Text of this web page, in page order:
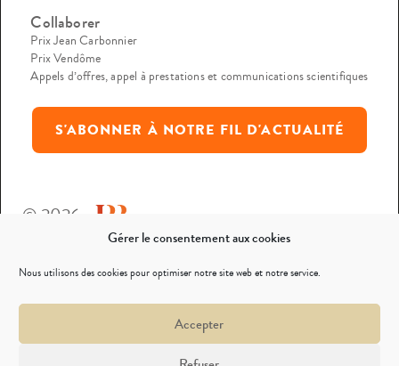
Gérer le consentement aux cookies
Nous utilisons des cookies pour optimiser notre site web et notre service.
Accepter
Collaborer
Prix Jean Carbonnier
Prix Vendôme
Appels d’offres, appel à prestations et communications scientifiques
S'ABONNER À NOTRE FIL D'ACTUALITÉ
© 2026